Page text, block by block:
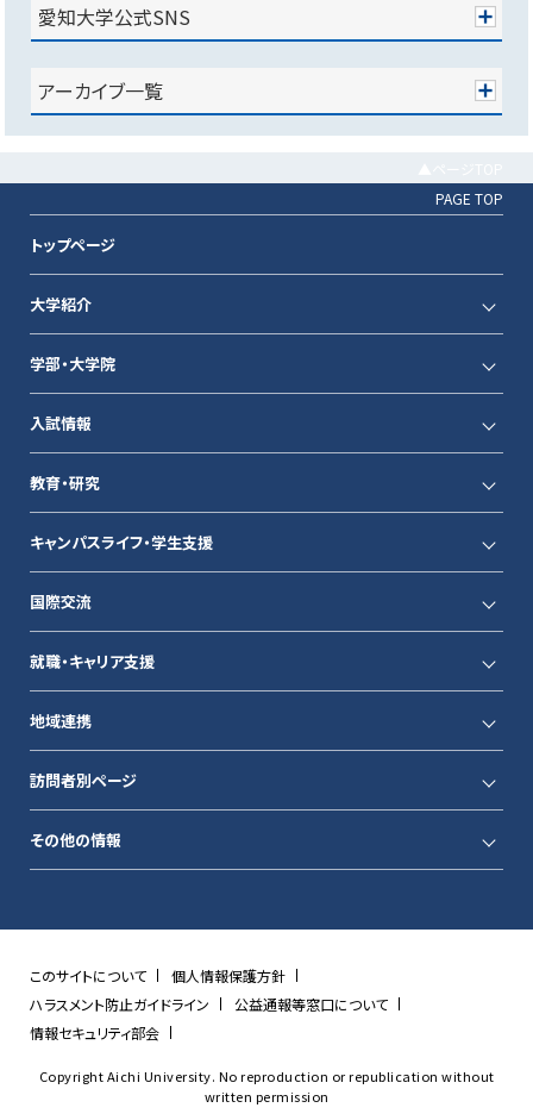
愛知大学公式SNS
アーカイブ一覧
PAGE TOP
トップページ
大学紹介
学部・大学院
入試情報
教育・研究
キャンパスライフ・学生支援
国際交流
就職・キャリア支援
地域連携
訪問者別ページ
その他の情報
このサイトについて
個人情報保護方針
ハラスメント防止ガイドライン
公益通報等窓口について
情報セキュリティ部会
Copyright Aichi University. No reproduction or republication without
written permission